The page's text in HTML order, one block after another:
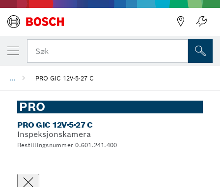
Søk
... PRO GIC 12V-5-27 C
PRO
PRO GIC 12V-5-27 C
Inspeksjonskamera
Bestillingsnummer 0.601.241.400